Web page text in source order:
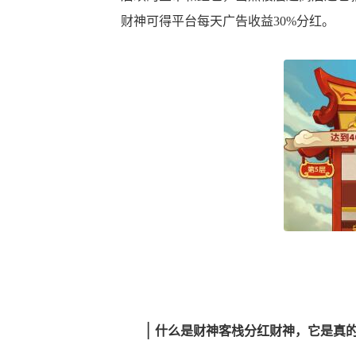
财神可得平台每天广告收益30%分红。
| 什么是财神客栈分红财神，它是真